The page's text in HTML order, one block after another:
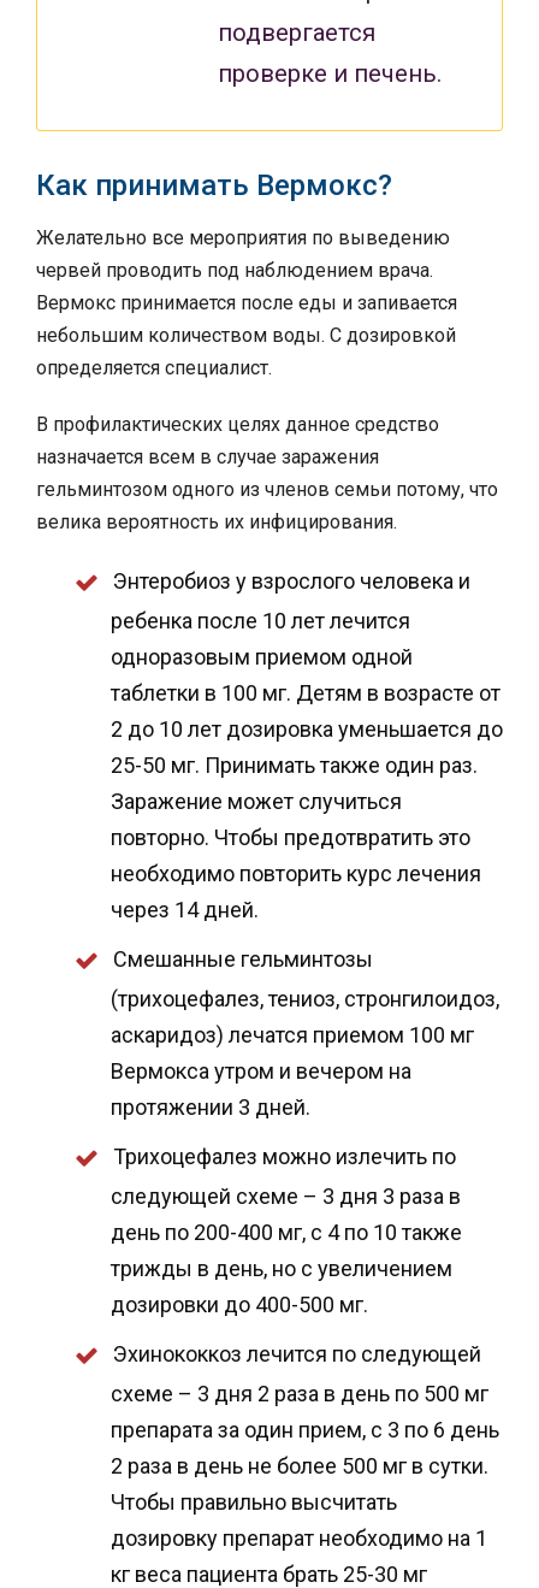
подвергается
проверке и печень.
Как принимать Вермокс?
Желательно все мероприятия по выведению
червей проводить под наблюдением врача.
Вермокс принимается после еды и запивается
небольшим количеством воды. С дозировкой
определяется специалист.
В профилактических целях данное средство
назначается всем в случае заражения
гельминтозом одного из членов семьи потому, что
велика вероятность их инфицирования.
Энтеробиоз у взрослого человека и
ребенка после 10 лет лечится
одноразовым приемом одной
таблетки в 100 мг. Детям в возрасте от
2 до 10 лет дозировка уменьшается до
25-50 мг. Принимать также один раз.
Заражение может случиться
повторно. Чтобы предотвратить это
необходимо повторить курс лечения
через 14 дней.
Смешанные гельминтозы
(трихоцефалез, тениоз, стронгилоидоз,
аскаридоз) лечатся приемом 100 мг
Вермокса утром и вечером на
протяжении 3 дней.
Трихоцефалез можно излечить по
следующей схеме – 3 дня 3 раза в
день по 200-400 мг, с 4 по 10 также
трижды в день, но с увеличением
дозировки до 400-500 мг.
Эхинококкоз лечится по следующей
схеме – 3 дня 2 раза в день по 500 мг
препарата за один прием, с 3 по 6 день
2 раза в день не более 500 мг в сутки.
Чтобы правильно высчитать
дозировку препарат необходимо на 1
кг веса пациента брать 25-30 мг